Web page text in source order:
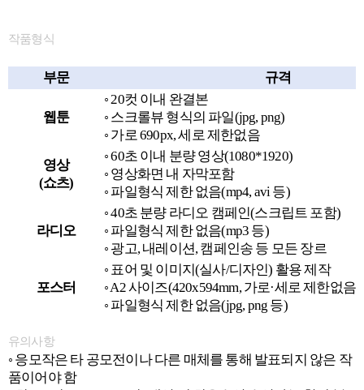
작품형식
부문 규격
웹툰
◦20컷 이내 완결본
◦ 스크롤뷰 형식의 파일(jpg, png)
◦ 가로690px,세로 제한없음
영상
(쇼츠)
◦60초 이내 분량 영상(1080*1920)
◦ 영상화면 내 자막포함
◦ 파일형식 제한 없음(mp4, avi등)
라디오
◦40초 분량 라디오 캠페인(스크립트 포함)
◦ 파일형식 제한 없음(mp3 등)
◦ 광고,내레이션,캠페인송 등 모든 장르
포스터
◦ 표어 및 이미지(실사/디자인) 활용 제작
◦A2사이즈(420x594mm,가로·세로 제한없음
◦ 파일형식 제한 없음(jpg, png 등)
유의사항
◦ 응모작은 타 공모전이나 다른 매체를 통해 발표되지 않은 작
품이어야 함